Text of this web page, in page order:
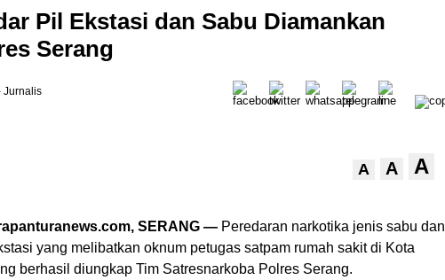
Pil Ekstasi dan Sabu Diamankan
Serang
Jurnalis
A A A
SERANG — Peredaran narkotika jenis sabu dan
yang melibatkan oknum petugas satpam rumah sakit di Kota
berhasil diungkap Tim Satresnarkoba Polres Serang.